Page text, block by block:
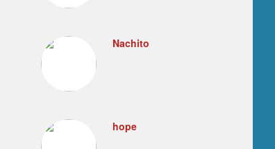
Nachito
hope